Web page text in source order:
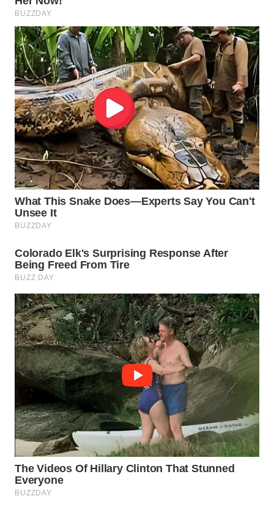
WAHANA
LISTRIK
WAHANA
TRAVEL
WAHANA
TV
WAHANANEWS
ID
WAHANANEWS
CO ID
WAHANA
WAHANA
UMKM
WAHANA
SELEB
WAHANA
PERSONA
WAHANA
OTOMOTIF